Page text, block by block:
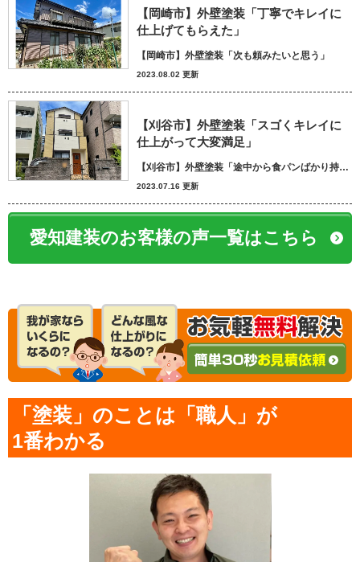
【岡崎市】外壁塗装「丁寧でキレイに
仕上げてもらえた」
【岡崎市】外壁塗装「次も頼みたいと思う」
2023.08.02 更新
【刈谷市】外壁塗装「スゴくキレイに
仕上がって大変満足」
【刈谷市】外壁塗装「途中から食パンばかり持ってきてパン屋さんかと思いました笑」
2023.07.16 更新
愛知建装のお客様の声一覧はこちら
「塗装」のことは「職人」が
1番わかる